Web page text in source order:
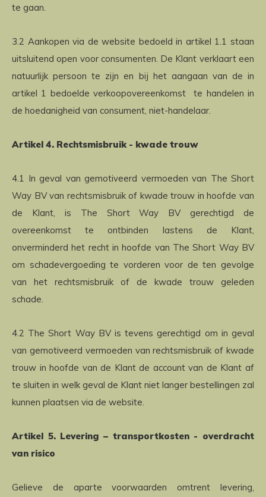
te gaan.
3.2 Aankopen via de website bedoeld in artikel 1.1 staan
uitsluitend open voor consumenten. De Klant verklaart een
natuurlijk persoon te zijn en bij het aangaan van de in
artikel 1 bedoelde verkoopovereenkomst te handelen in
de hoedanigheid van consument, niet-handelaar.
Artikel 4. Rechtsmisbruik - kwade trouw
4.1 In geval van gemotiveerd vermoeden van The Short
Way BV van rechtsmisbruik of kwade trouw in hoofde van
de Klant, is The Short Way BV gerechtigd de
overeenkomst te ontbinden lastens de Klant,
onverminderd het recht in hoofde van The Short Way BV
om schadevergoeding te vorderen voor de ten gevolge
van het rechtsmisbruik of de kwade trouw geleden
schade.
4.2 The Short Way BV is tevens gerechtigd om in geval
van gemotiveerd vermoeden van rechtsmisbruik of kwade
trouw in hoofde van de Klant de account van de Klant af
te sluiten in welk geval de Klant niet langer bestellingen zal
kunnen plaatsen via de website.
Artikel 5. Levering – transportkosten - overdracht
van risico
Gelieve de aparte voorwaarden omtrent levering,